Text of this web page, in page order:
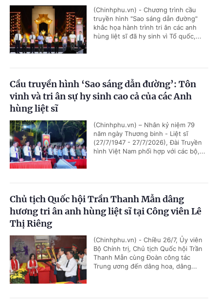
(Chinhphu.vn) - Chương trình cầu
truyền hình "Sao sáng dẫn đường"
khắc họa hành trình tri ân các anh
hùng liệt sĩ đã hy sinh vì Tổ quốc,...
Cầu truyền hình ‘Sao sáng dẫn đường’: Tôn
vinh và tri ân sự hy sinh cao cả của các Anh
hùng liệt sĩ
(Chinhphu.vn) – Nhân kỷ niệm 79
năm ngày Thương binh - Liệt sĩ
(27/7/1947 - 27/7/2026), Đài Truyền
hình Việt Nam phối hợp với các bộ,...
Chủ tịch Quốc hội Trần Thanh Mẫn dâng
hương tri ân anh hùng liệt sĩ tại Công viên Lê
Thị Riêng
(Chinhphu.vn) - Chiều 26/7, Ủy viên
Bộ Chính trị, Chủ tịch Quốc hội Trần
Thanh Mẫn cùng Đoàn công tác
Trung ương đến dâng hoa, dâng...